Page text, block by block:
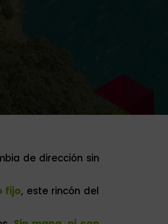
de dirección sin
fijo, este rincón del